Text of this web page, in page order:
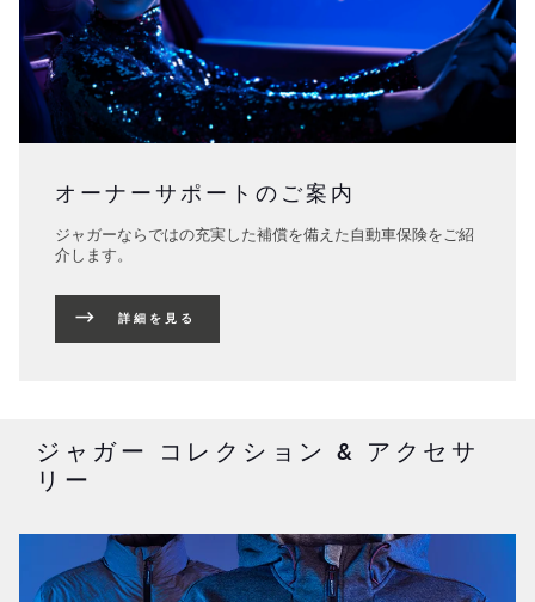
オーナーサポートのご案内
ジャガーならではの充実した補償を備えた自動車保険をご紹
介します。
詳細を見る
ジャガー コレクション & アクセサ
リー